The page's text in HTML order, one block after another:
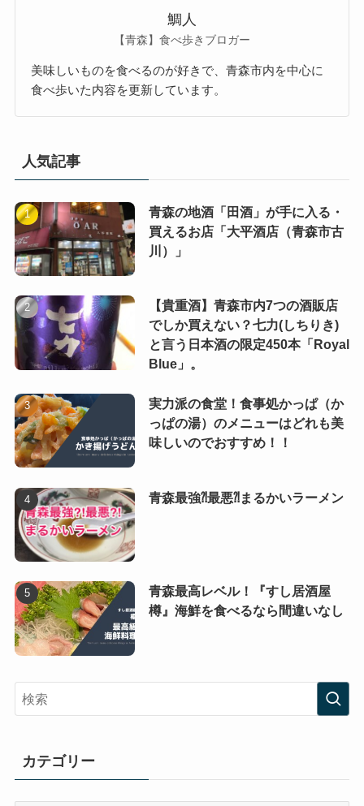
鯛人
【青森】食べ歩きブロガー
美味しいものを食べるのが好きで、青森市内を中心に
食べ歩いた内容を更新しています。
人気記事
青森の地酒「田酒」が手に入る・
買えるお店「大平酒店（青森市古
川）」
【貴重酒】青森市内7つの酒販店
でしか買えない？七力(しちりき)
と言う日本酒の限定450本「Royal
Blue」。
実力派の食堂！食事処かっぱ（か
っぱの湯）のメニューはどれも美
味しいのでおすすめ！！
青森最強⁈最悪⁈まるかいラーメン
青森最高レベル！『すし居酒屋
樽』海鮮を食べるなら間違いなし
カテゴリー